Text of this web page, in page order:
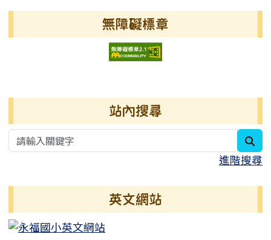
無障礙標章
站內搜尋
進階搜尋
英文網站